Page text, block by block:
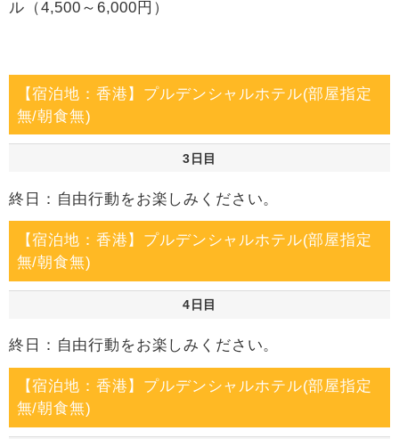
ル（4,500～6,000円）
【宿泊地：香港】プルデンシャルホテル(部屋指定
無/朝食無)
3日目
終日：自由行動をお楽しみください。
【宿泊地：香港】プルデンシャルホテル(部屋指定
無/朝食無)
4日目
終日：自由行動をお楽しみください。
【宿泊地：香港】プルデンシャルホテル(部屋指定
無/朝食無)